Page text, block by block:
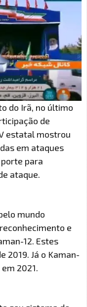
do Irã, no último
de
estatal mostrou
em ataques
para
ataque.
mundo
e
12. Estes
2019. Já o Kaman-
2021.